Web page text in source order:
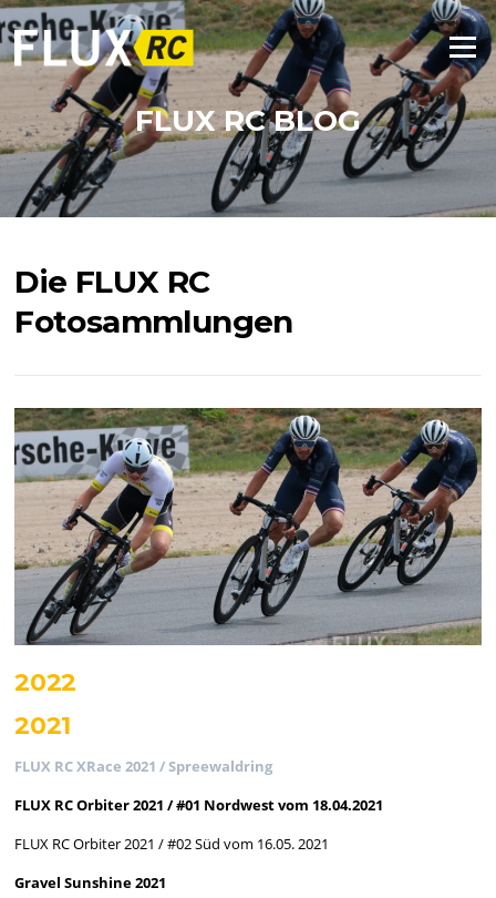
Zum
Inhalt
springen
Menü
FLUX RC BLOG
Die FLUX RC
Fotosammlungen
2022
2021
FLUX RC XRace 2021 / Spreewaldring
FLUX RC Orbiter 2021 / #01 Nordwest vom 18.04.2021
FLUX RC Orbiter 2021 / #02 Süd vom 16.05. 2021
Gravel Sunshine 2021